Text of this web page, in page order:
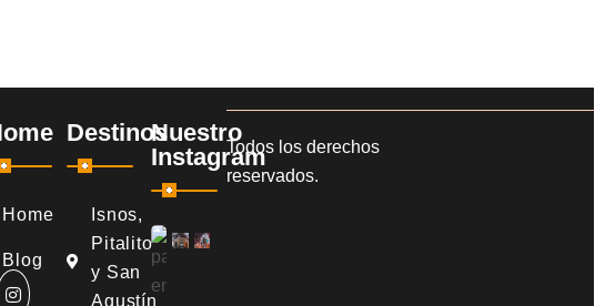
Home
Blog
Destinos
Isnos,
Pitalito
y San
Agustín
Nuestro
InstagramTodos los derechos
reservados.